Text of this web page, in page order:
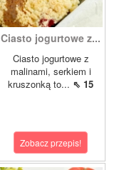
Ciasto jogurtowe z...
Ciasto jogurtowe z
malinami, serkiem i
kruszonką to... ⇖ 15
Zobacz przepis!